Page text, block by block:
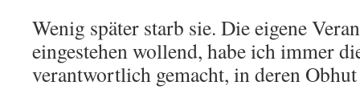
Wenig später starb sie. Die eigene
eingestehen wollend, habe ich immer
verantwortlich gemacht, in deren